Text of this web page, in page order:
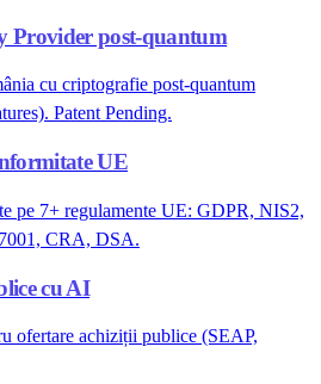
post-quantum
cu criptografie post-quantum
Patent Pending.
UE
pe 7+ regulamente UE: GDPR, NIS2,
CRA, DSA.
cu AI
ofertare achiziții publice (SEAP,